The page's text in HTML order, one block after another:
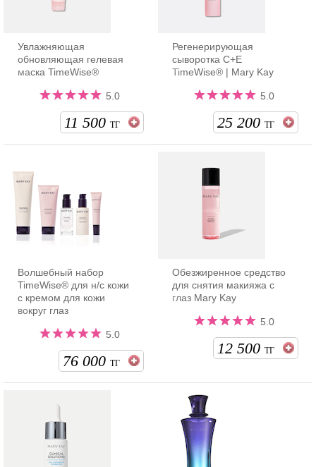
Увлажняющая
обновляющая гелевая
маска TimeWise®
5.0
11 500 ТГ
Регенерирующая
сыворотка С+Е
TimeWise® | Mary Kay
5.0
25 200 ТГ
Волшебный набор
TimeWise® для н/с кожи
с кремом для кожи
вокруг глаз
5.0
76 000 ТГ
Обезжиренное средство
для снятия макияжа с
глаз Mary Kay
5.0
12 500 ТГ